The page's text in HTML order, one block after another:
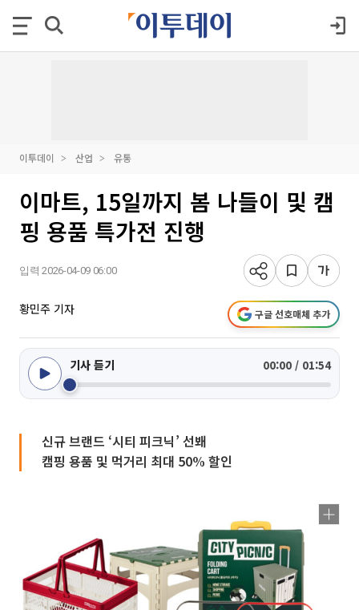
이투데이 산업 유통
이마트, 15일까지 봄 나들이 및 캠
핑 용품 특가전 진행
입력 2026-04-09 06:00
황민주 기자 구글 선호매체 추가
기사 듣기 00:00 / 01:54
신규 브랜드 ‘시티 피크닉’ 선봬
캠핑 용품 및 먹거리 최대 50% 할인